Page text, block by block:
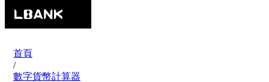
首頁
/
數字貨幣計算器